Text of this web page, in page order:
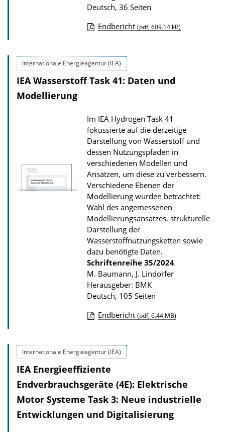
o
n
Deutsch, 36 Seiten
w
n
a
d
s
z
u
r
P
u
b
l
i
k
a
i
n
Endbericht (pdf, 609.14 kB)
Internationale Energieagentur (IEA)
IEA Wasserstoff Task 41: Daten und
Modellierung
Im IEA Hydrogen Task 41
fokussierte auf die derzeitige
Darstellung von Wasserstoff und
dessen Nutzungspfaden in
verschiedenen Modellen und
Ansätzen, um diese zu verbessern.
Verschiedene Ebenen der
Modellierung wurden betrachtet:
Wahl des angemessenen
Modellierungsansatzes, strukturelle
Darstellung der
Wasserstoffnutzungsketten sowie
dazu benötigte Daten.
Schriftenreihe 35/2024
M. Baumann, J. Lindorfer
Herausgeber: BMK
Deutsch, 105 Seiten
w
n
l
o
a
Endbericht (pdf, 6.44 MB)
Internationale Energieagentur (IEA)
IEA Energieeffiziente
Endverbrauchsgeräte (4E): Elektrische
Motor Systeme Task 3: Neue industrielle
Entwicklungen und Digitalisierung